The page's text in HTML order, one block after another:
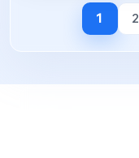
1 2